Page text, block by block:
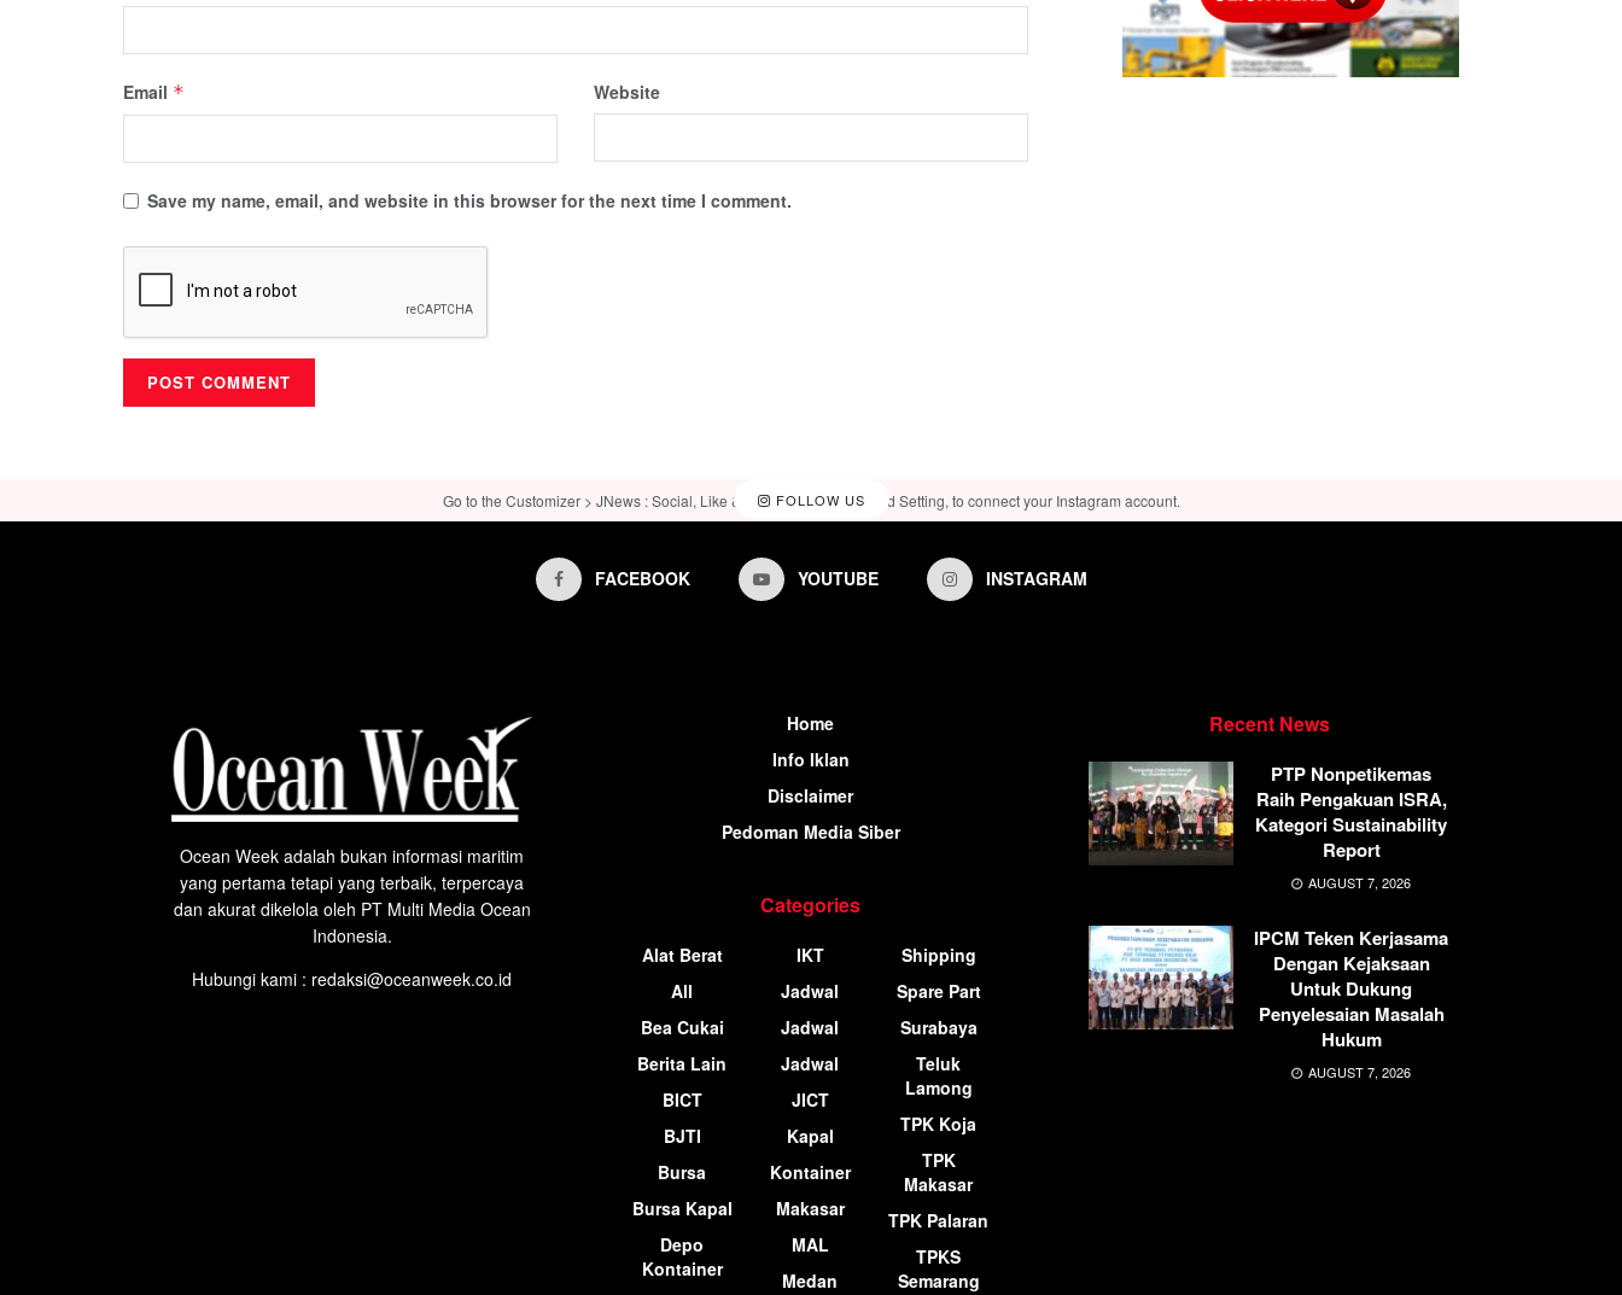
Email * Website
Save my name, email, and website in this browser for the next time I comment.
FOLLOW US
Go to the Customizer > JNews : Social, Like & View > Instagram Feed Setting, to connect your Instagram account.
FACEBOOK YOUTUBE INSTAGRAM
Ocean Week adalah bukan informasi maritim
yang pertama tetapi yang terbaik, terpercaya
dan akurat dikelola oleh PT Multi Media Ocean
Indonesia.
Hubungi kami : redaksi@oceanweek.co.id
Home
Info Iklan
Disclaimer
Pedoman Media Siber
Categories
Alat Berat
All
Bea Cukai
Berita Lain
BICT
BJTI
Bursa
Bursa Kapal
Depo
Kontainer
IKT
Jadwal
Jadwal
Jadwal
JICT
Kapal
Kontainer
Makasar
MAL
Medan
Shipping
Spare Part
Surabaya
Teluk
Lamong
TPK Koja
TPK
Makasar
TPK Palaran
TPKS
Semarang
Recent News
PTP Nonpetikemas
Raih Pengakuan ISRA,
Kategori Sustainability
Report
AUGUST 7, 2026
IPCM Teken Kerjasama
Dengan Kejaksaan
Untuk Dukung
Penyelesaian Masalah
Hukum
AUGUST 7, 2026